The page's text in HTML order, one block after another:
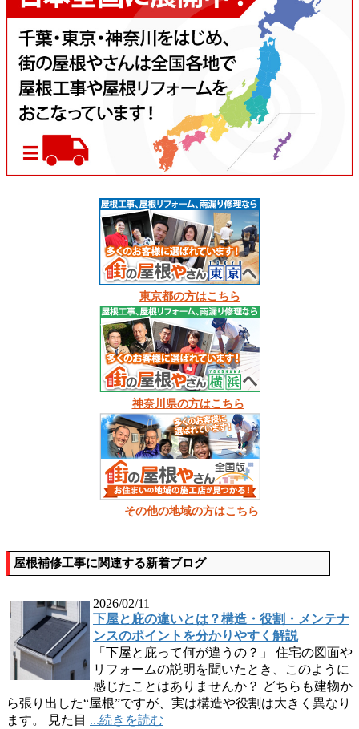
東京都の方はこちら
神奈川県の方はこちら
その他の地域の方はこちら
屋根補修工事に関連する新着ブログ
2026/02/11
下屋と庇の違いとは？構造・役割・メンテナ
ンスのポイントを分かりやすく解説
「下屋と庇って何が違うの？」 住宅の図面や
リフォームの説明を聞いたとき、このように
感じたことはありませんか？ どちらも建物か
ら張り出した“屋根”ですが、実は構造や役割は大きく異なり
ます。 見た目 ...続きを読む